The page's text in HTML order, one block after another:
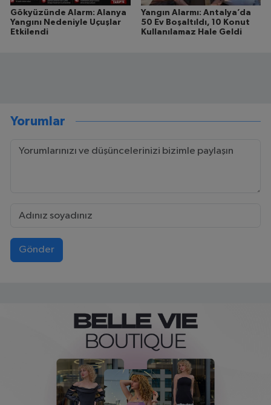
Gökyüzünde Alarm: Alanya
Yangını Nedeniyle Uçuşlar
Etkilendi
Yangın Alarmı: Antalya’da
50 Ev Boşaltıldı, 10 Konut
Kullanılamaz Hale Geldi
Yorumlar
Gönder